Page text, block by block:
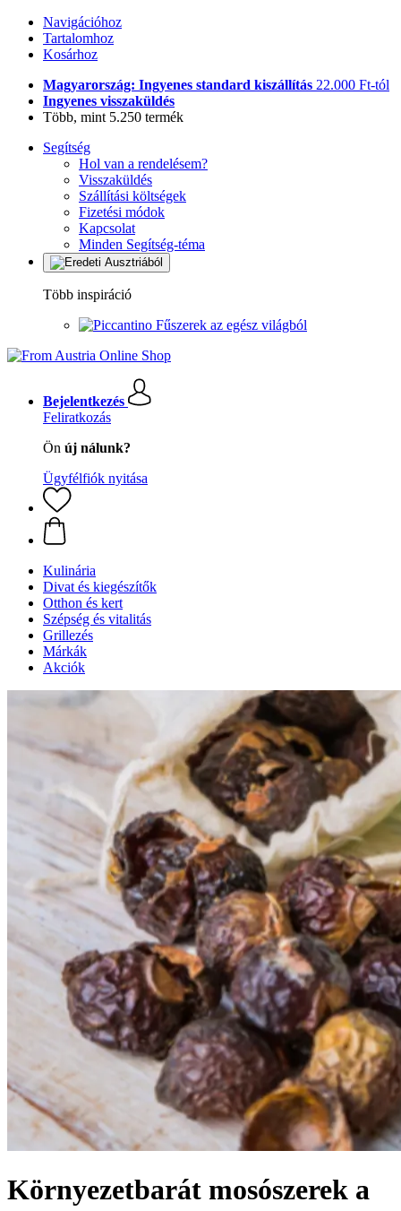
Navigációhoz
Tartalomhoz
Kosárhoz
Magyarország: Ingyenes standard kiszállítás 22.000 Ft-tól
Ingyenes visszaküldés
Több, mint 5.250 termék
Segítség
Hol van a rendelésem?
Visszaküldés
Szállítási költségek
Fizetési módok
Kapcsolat
Minden Segítség-téma
Több inspiráció
Fűszerek az egész világból
Bejelentkezés
Feliratkozás
Ön új nálunk?
Ügyfélfiók nyitása
Kulinária
Divat és kiegészítők
Otthon és kert
Szépség és vitalitás
Grillezés
Márkák
Akciók
Környezetbarát mosószerek a